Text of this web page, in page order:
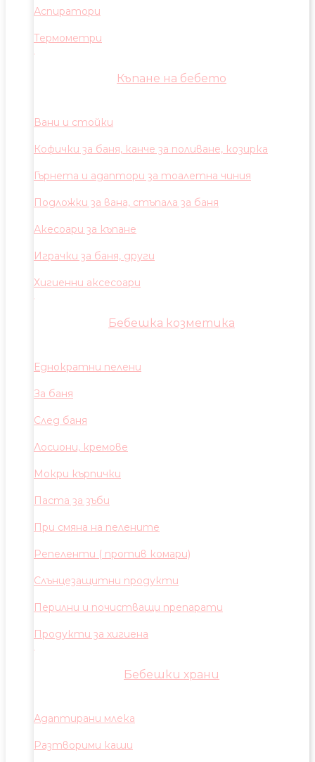
Аспиратори
Термометри
Къпане на бебето
Вани и стойки
Кофички за баня, канче за поливане, козирка
Гърнета и адаптори за тоалетна чиния
Подложки за вана, стъпала за баня
Акесоари за къпане
Играчки за баня, други
Хигиенни аксесоари
Бебешка козметика
Еднократни пелени
За баня
След баня
Лосиони, кремове
Мокри кърпички
Паста за зъби
При смяна на пелените
Репеленти ( против комари)
Слънцезащитни продукти
Перилни и почистващи препарати
Продукти за хигиена
Бебешки храни
Адаптирани млека
Разтворими каши